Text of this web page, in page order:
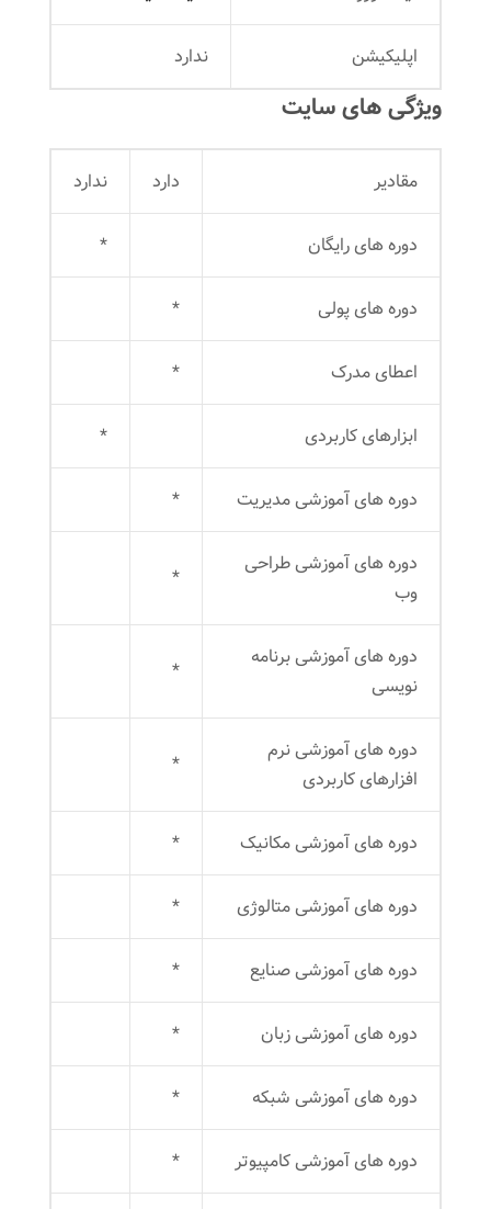
اپلیکیشن ندارد
ویژگی های سایت
مقادیر دارد ندارد
دوره های رایگان *
دوره های پولی *
اعطای مدرک *
ابزارهای کاربردی *
دوره های آموزشی مدیریت *
دوره های آموزشی طراحی
وب
*
دوره های آموزشی برنامه
نویسی
*
دوره های آموزشی نرم
افزارهای کاربردی
*
دوره های آموزشی مکانیک *
دوره های آموزشی متالوژی *
دوره های آموزشی صنایع *
دوره های آموزشی زبان *
دوره های آموزشی شبکه *
دوره های آموزشی کامپیوتر *